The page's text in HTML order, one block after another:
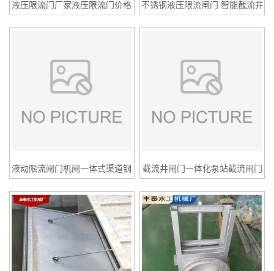
液压限流门厂家液压限流门价格
不锈钢液压限流闸门 智能截流井
液动限流闸门机闸一体式渠道钢
闸门
截流井闸门一体化泵站截流闸门